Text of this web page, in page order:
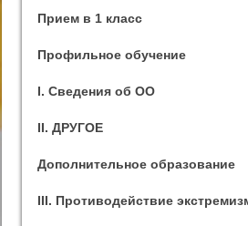
Прием в 1 класс
Профильное обучение
I. Сведения об ОО
II. ДРУГОЕ
Дополнительное образование
III. Противодействие